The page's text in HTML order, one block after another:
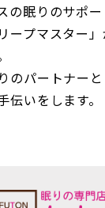
のパートナー
いをします。